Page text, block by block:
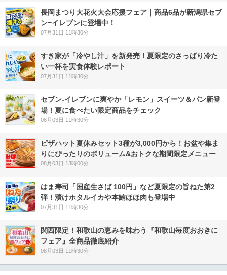
長岡まつり大花火大会応援フェア｜商品6品が新潟県セブ
ン−イレブンに登場中！
07月31日 11時30分
すき家が「冷やし汁」を新発売！夏限定のさっぱり冷た
い一杯を実食体験レポート
07月31日 11時30分
セブン‐イレブンに爽やか「レモン」スイーツ＆パン新登
場！夏に食べたい限定商品をチェック
08月03日 11時30分
ピザハット夏休みセット3種が3,000円から！お盆や集ま
りにぴったりのボリューム&おトクな期間限定メニュー
08月03日 13時00分
はま寿司「国産生さば 100円」など夏限定の旨ねた第2
弾！漬けホタルイカや本鮪ほほ肉も登場中
07月31日 11時30分
関西限定！和歌山の恵みを味わう『和歌山毎度おおきに
フェア』全商品徹底紹介
08月03日 11時30分